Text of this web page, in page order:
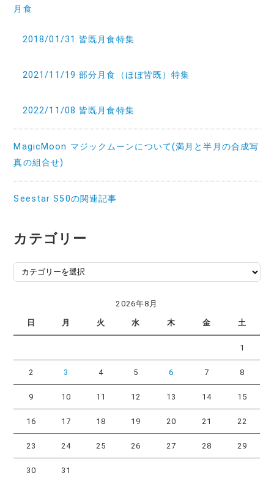
月食
2018/01/31 皆既月食特集
2021/11/19 部分月食（ほぼ皆既）特集
2022/11/08 皆既月食特集
MagicMoon マジックムーンについて(満月と半月の合成写
真の組合せ)
Seestar S50の関連記事
カテゴリー
カ
テ
ー
2026年8月
日 月 火 水 木 金 土
1
2 3 4 5 6 7 8
9 10 11 12 13 14 15
16 17 18 19 20 21 22
23 24 25 26 27 28 29
30 31